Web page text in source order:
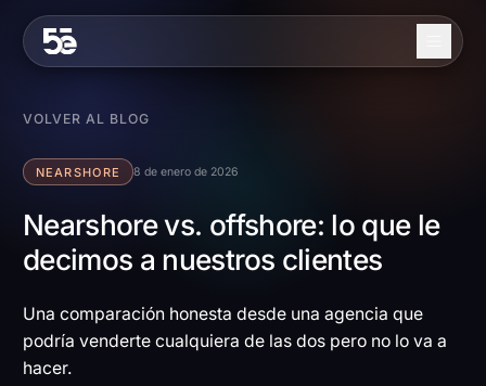
Nosotros
Servicios
Trabajo
Contacto
VOLVER AL BLOG
NEARSHORE 8 de enero de 2026
Nearshore vs. offshore: lo que le
decimos a nuestros clientes
Una comparación honesta desde una agencia que
podría venderte cualquiera de las dos pero no lo va a
hacer.